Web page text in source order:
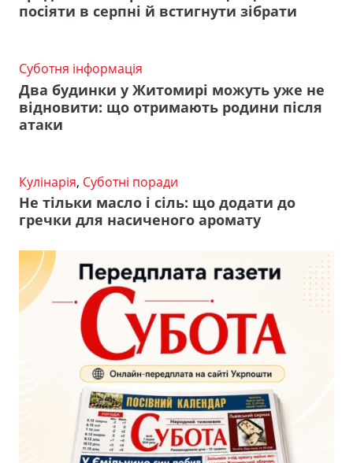
посіяти в серпні й встигнути зібрати
Суботня інформація
Два будинки у Житомирі можуть уже не
відновити: що отримають родини після
атаки
Кулінарія, Суботні поради
Не тільки масло і сіль: що додати до
гречки для насиченого аромату